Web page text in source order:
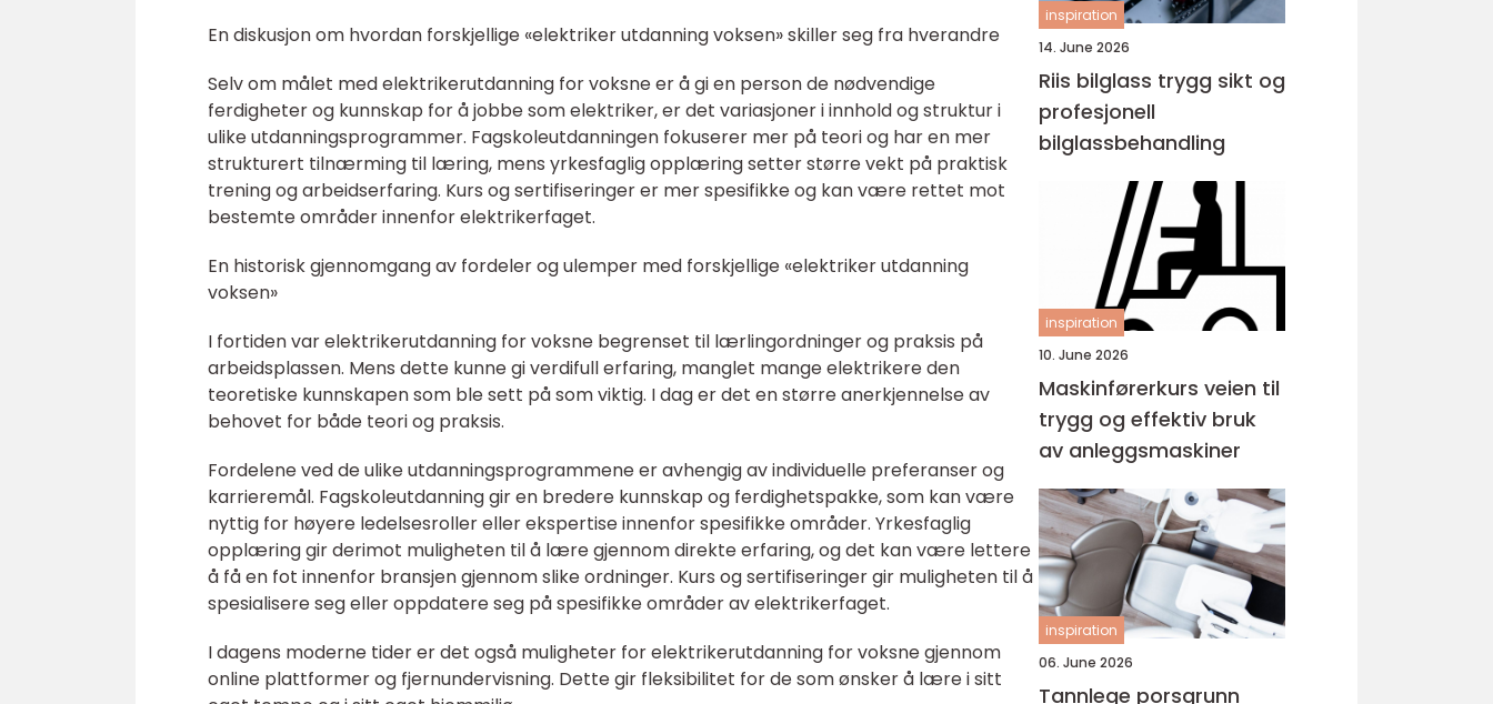
En diskusjon om hvordan forskjellige «elektriker utdanning voksen» skiller seg fra hverandre
Selv om målet med elektrikerutdanning for voksne er å gi en person de nødvendige
ferdigheter og kunnskap for å jobbe som elektriker, er det variasjoner i innhold og struktur i
ulike utdanningsprogrammer. Fagskoleutdanningen fokuserer mer på teori og har en mer
strukturert tilnærming til læring, mens yrkesfaglig opplæring setter større vekt på praktisk
trening og arbeidserfaring. Kurs og sertifiseringer er mer spesifikke og kan være rettet mot
bestemte områder innenfor elektrikerfaget.
En historisk gjennomgang av fordeler og ulemper med forskjellige «elektriker utdanning
voksen»
I fortiden var elektrikerutdanning for voksne begrenset til lærlingordninger og praksis på
arbeidsplassen. Mens dette kunne gi verdifull erfaring, manglet mange elektrikere den
teoretiske kunnskapen som ble sett på som viktig. I dag er det en større anerkjennelse av
behovet for både teori og praksis.
Fordelene ved de ulike utdanningsprogrammene er avhengig av individuelle preferanser og
karrieremål. Fagskoleutdanning gir en bredere kunnskap og ferdighetspakke, som kan være
nyttig for høyere ledelsesroller eller ekspertise innenfor spesifikke områder. Yrkesfaglig
opplæring gir derimot muligheten til å lære gjennom direkte erfaring, og det kan være lettere
å få en fot innenfor bransjen gjennom slike ordninger. Kurs og sertifiseringer gir muligheten til å
spesialisere seg eller oppdatere seg på spesifikke områder av elektrikerfaget.
I dagens moderne tider er det også muligheter for elektrikerutdanning for voksne gjennom
online plattformer og fjernundervisning. Dette gir fleksibilitet for de som ønsker å lære i sitt
inspiration
14. June 2026
Riis bilglass trygg sikt og
profesjonell
bilglassbehandling
inspiration
10. June 2026
Maskinførerkurs veien til
trygg og effektiv bruk
av anleggsmaskiner
inspiration
06. June 2026
Tannlege porsgrunn